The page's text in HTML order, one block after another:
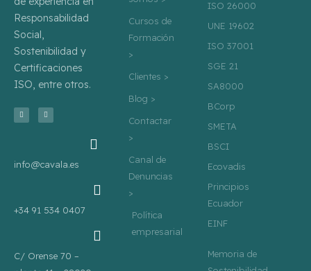
Responsabilidad
Social,
Sostenibilidad y
Certificaciones
ISO, entre otros.
T
w
i
L
i
n
info@cavala.es
+34 91 534 0407
C/ Orense 70 –
Cursos de
Formación
>
Clientes >
Blog >
Contactar
>
Canal de
Denuncias
>
Política
empresarial
ISO 26000
UNE 19602
ISO 37001
SGE 21
SA8000
BCorp
SMETA
BSCI
Ecovadis
Principios
Ecuador
EINF
Memoria de